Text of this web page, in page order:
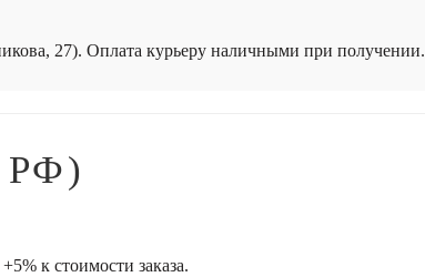
27). Оплата курьеру наличными при получении.
РФ)
к стоимости заказа.